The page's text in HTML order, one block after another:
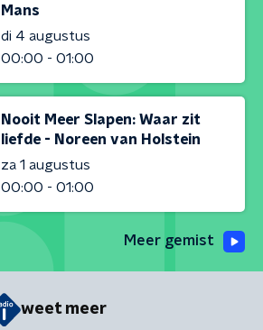
Mans
di 4 augustus
00:00 - 01:00
Nooit Meer Slapen: Waar zit
liefde - Noreen van Holstein
za 1 augustus
00:00 - 01:00
Meer gemist
weet meer